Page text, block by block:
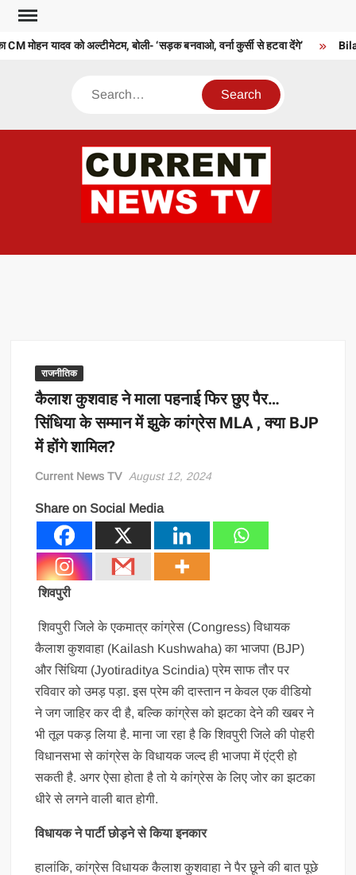
Skip
content
मोहन यादव को अल्टीमेटम, बोली- ‘सड़क बनवाओ, वर्ना कुर्सी से हटवा देंगे’
Search
राजनीतिक
कैलाश कुशवाह ने माला पहनाई फिर छुए पैर…
सिंधिया के सम्मान में झुके कांग्रेस MLA , क्या BJP
में होंगे शामिल?
Current News TV August 12, 2024
Share on Social Media
शिवपुरी
शिवपुरी जिले के एकमात्र कांग्रेस (Congress) विधायक
कैलाश कुशवाहा (Kailash Kushwaha) का भाजपा (BJP)
और सिंधिया (Jyotiraditya Scindia) प्रेम साफ तौर पर
रविवार को उमड़ पड़ा. इस प्रेम की दास्तान न केवल एक वीडियो
ने जग जाहिर कर दी है, बल्कि कांग्रेस को झटका देने की खबर ने
भी तूल पकड़ लिया है. माना जा रहा है कि शिवपुरी जिले की पोहरी
विधानसभा से कांग्रेस के विधायक जल्द ही भाजपा में एंट्री हो
सकती है. अगर ऐसा होता है तो ये कांग्रेस के लिए जोर का झटका
धीरे से लगने वाली बात होगी.
विधायक ने पार्टी छोड़ने से किया इनकार
हालांकि, कांग्रेस विधायक कैलाश कुशवाहा ने पैर छूने की बात पूछे